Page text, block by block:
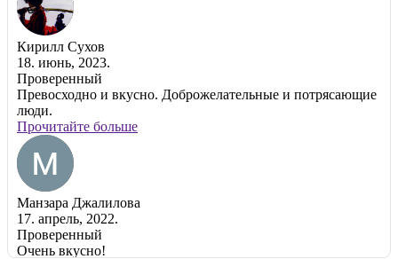
Кирилл Сухов
18. июнь, 2023.
Проверенный
Превосходно и вкусно. Доброжелательные и потрясающие
люди.
Прочитайте больше
Манзара Джалилова
17. апрель, 2022.
Проверенный
Очень вкусно!